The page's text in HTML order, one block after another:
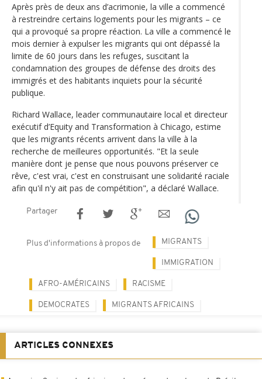
Après près de deux ans d’acrimonie, la ville a commencé
à restreindre certains logements pour les migrants – ce
qui a provoqué sa propre réaction. La ville a commencé le
mois dernier à expulser les migrants qui ont dépassé la
limite de 60 jours dans les refuges, suscitant la
condamnation des groupes de défense des droits des
immigrés et des habitants inquiets pour la sécurité
publique.
Richard Wallace, leader communautaire local et directeur
exécutif d’Equity and Transformation à Chicago, estime
que les migrants récents arrivent dans la ville à la
recherche de meilleures opportunités. "Et la seule
manière dont je pense que nous pouvons préserver ce
rêve, c'est vrai, c'est en construisant une solidarité raciale
afin qu'il n'y ait pas de compétition", a déclaré Wallace.
Partager
Plus d'informations à propos de MIGRANTS
IMMIGRATION
AFRO-AMÉRICAINS RACISME
DEMOCRATES MIGRANTS AFRICAINS
ARTICLES CONNEXES